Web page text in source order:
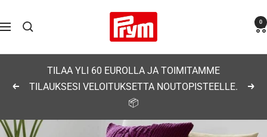
sisältöön
Navigaatio
Prym 0
Edellinen
TILAA YLI 60 EUROLLA JA TOIMITAMME
TILAUKSESI VELOITUKSETTA NOUTOPISTEELLE.
📦